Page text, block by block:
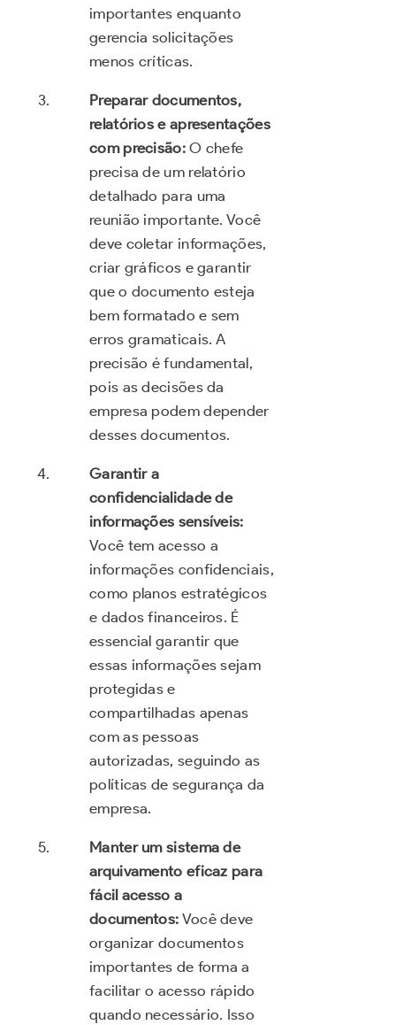
importantes enquanto
gerencia solicitações
menos críticas.
Preparar documentos,
relatórios e apresentações
com precisão:O chefe
precisa de um relatório
detalhado para uma
reunião importante. Você
deve coletar informações,
criar gráficos e garantir
que o documento esteja
bem formatado e sem
erros gramaticais. A
precisão é fundamental,
pois as decisões da
empresa podem depender
desses documentos.
Garantir a
confidencialidade de
informações sensíveis:
Você tem acesso a
informações confidenciais,
como planos estratégicos
e dados financeiros. É
essencial garantir que
essas informações sejam
protegidas e
compartilhadas apenas
com as pessoas
autorizadas, seguindo as
políticas de segurança da
empresa.
Manter um sistema de
arquivamento eficaz para
fácil acesso a
documentos: Você deve
organizar documentos
importantes de forma a
facilitar o acesso rápido
quando necessário. Isso